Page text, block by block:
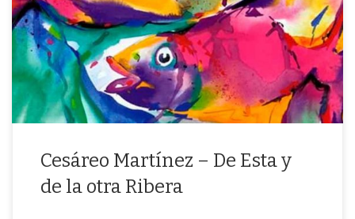
“He llegado a la ribera, con pesados trazos de lluvia sobre los
párpados”
Cesáreo Martínez – De Esta y
de la otra Ribera